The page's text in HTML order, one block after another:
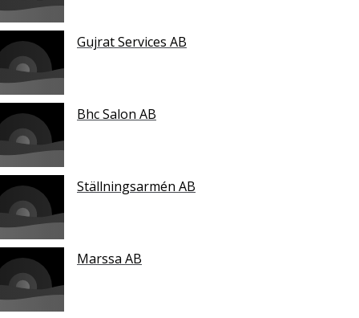
Gujrat Services AB
Bhc Salon AB
Ställningsarmén AB
Marssa AB